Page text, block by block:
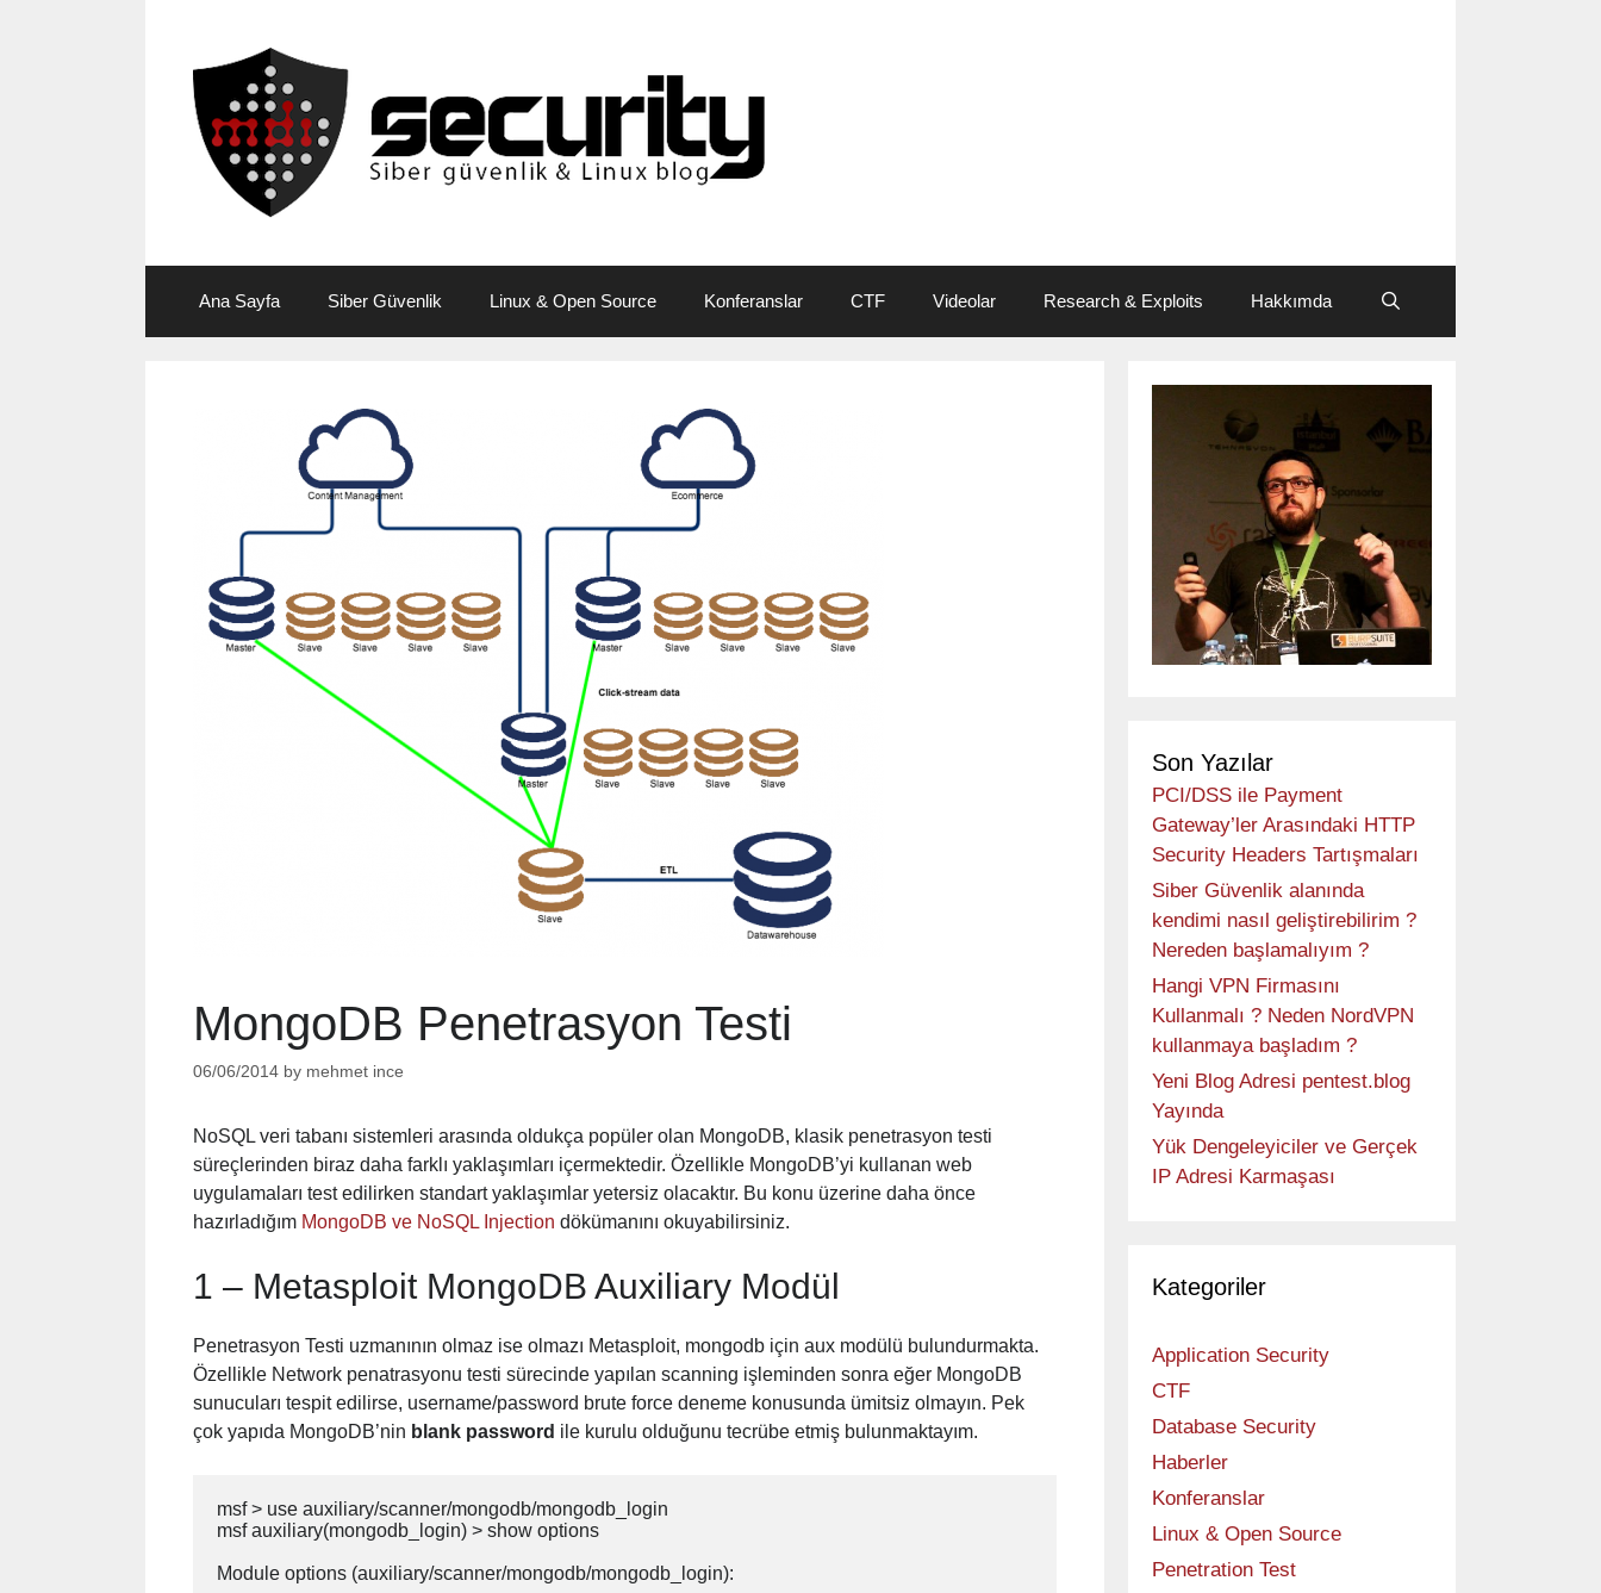
Ana Sayfa Siber Güvenlik Linux & Open Source Konferanslar CTF Videolar Research & Exploits Hakkımda
MongoDB Penetrasyon Testi
06/06/2014 by mehmet ince
NoSQL veri tabanı sistemleri arasında oldukça popüler olan MongoDB, klasik penetrasyon testi
süreçlerinden biraz daha farklı yaklaşımları içermektedir. Özellikle MongoDB’yi kullanan web
uygulamaları test edilirken standart yaklaşımlar yetersiz olacaktır. Bu konu üzerine daha önce
hazırladığım MongoDB ve NoSQL Injection dökümanını okuyabilirsiniz.
1 – Metasploit MongoDB Auxiliary Modül
Penetrasyon Testi uzmanının olmaz ise olmazı Metasploit, mongodb için aux modülü bulundurmakta.
Özellikle Network penatrasyonu testi sürecinde yapılan scanning işleminden sonra eğer MongoDB
sunucuları tespit edilirse, username/password brute force deneme konusunda ümitsiz olmayın. Pek
çok yapıda MongoDB’nin blank password ile kurulu olduğunu tecrübe etmiş bulunmaktayım.
msf > use auxiliary/scanner/mongodb/mongodb_login
msf auxiliary(mongodb_login) > show options
Module options (auxiliary/scanner/mongodb/mongodb_login):
Son Yazılar
PCI/DSS ile Payment
Gateway’ler Arasındaki HTTP
Security Headers Tartışmaları
Siber Güvenlik alanında
kendimi nasıl geliştirebilirim ?
Nereden başlamalıyım ?
Hangi VPN Firmasını
Kullanmalı ? Neden NordVPN
kullanmaya başladım ?
Yeni Blog Adresi pentest.blog
Yayında
Yük Dengeleyiciler ve Gerçek
IP Adresi Karmaşası
Kategoriler
Application Security
CTF
Database Security
Haberler
Konferanslar
Linux & Open Source
Penetration Test